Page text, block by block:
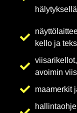
hälytyksellä
kello ja
avoimin
maamerkit